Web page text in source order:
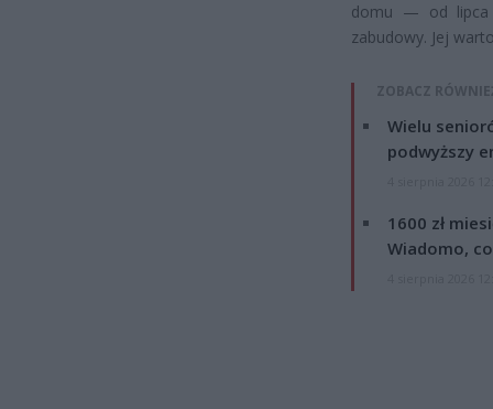
domu — od lipca
zabudowy. Jej
ZOBACZ
Wielu
podwyższy
1600 zł
Wiadomo,